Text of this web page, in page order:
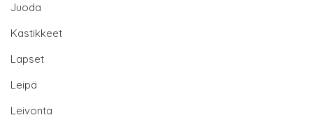
Juoda
Kastikkeet
Lapset
Leipä
Leivonta